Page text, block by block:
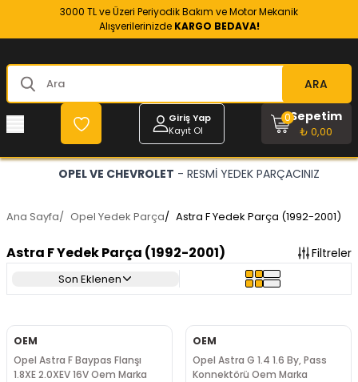
3000 TL ve Üzeri Periyodik Bakım ve Motor Mekanik
Alışverilerinizde KARGO BEDAVA!
ARA
Giriş Yap
Kayıt Ol
Sepetim
₺ 0,00
0
OPEL VE CHEVROLET - RESMİ YEDEK PARÇACINIZ
Ana Sayfa/ Opel Yedek Parça/ Astra F Yedek Parça (1992-2001)
Astra F Yedek Parça (1992-2001) Filtreler
Son Eklenen
OEM
Opel Astra F Baypas Flanşı
1.8XE 2.0XEV 16V Oem Marka
OEM
Opel Astra G 1.4 1.6 By, Pass
Konnektörü Oem Marka